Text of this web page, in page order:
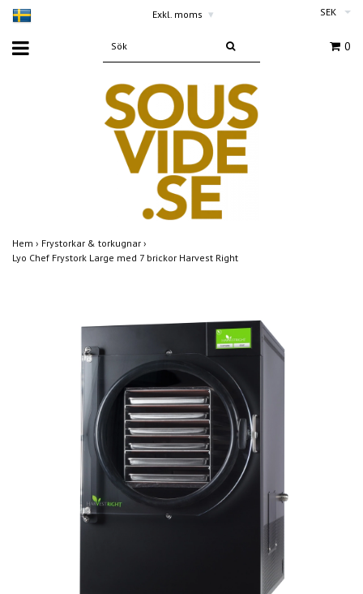
Exkl. moms ▾ SEK
0
Hem › Frystorkar & torkugnar ›
Lyo Chef Frystork Large med 7 brickor Harvest Right